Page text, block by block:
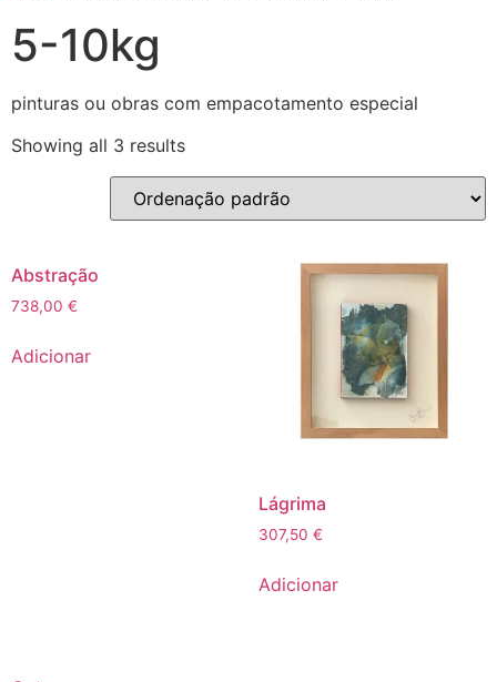
5-10kg
pinturas ou obras com empacotamento especial
Showing all 3 results
Abstração
738,00 €
Adicionar
Lágrima
307,50 €
Adicionar